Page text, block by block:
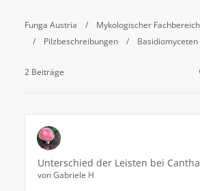
Funga Austria
Mykologischer Fachbereich
Pilzbeschreibungen
2 Beiträge
Unterschied der Leisten bei
vonGabriele H